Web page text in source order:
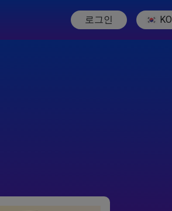
로그인 KO